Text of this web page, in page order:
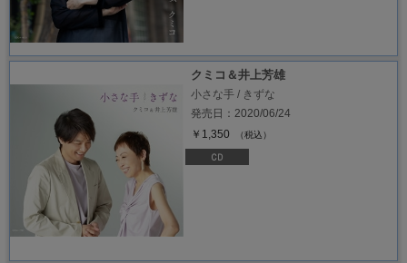
クミコ＆井上芳雄
小さな手 / きずな
発売日：2020/06/24
￥1,350
（税込）